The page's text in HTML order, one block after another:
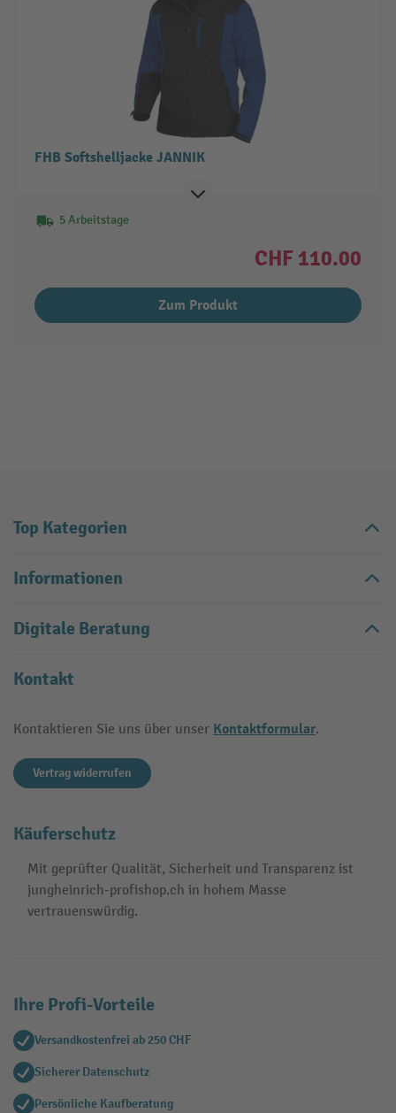
FHB Softshelljacke JANNIK
5 Arbeitstage
CHF 110.00
Zum Produkt
Top Kategorien
Informationen
Digitale Beratung
Kontakt
Kontaktieren Sie uns über unser Kontaktformular.
Vertrag widerrufen
Käuferschutz
Mit geprüfter Qualität, Sicherheit und Transparenz ist
jungheinrich-profishop.ch in hohem Masse
vertrauenswürdig.
Ihre Profi-Vorteile
Versandkostenfrei ab 250 CHF
Sicherer Datenschutz
Persönliche Kaufberatung